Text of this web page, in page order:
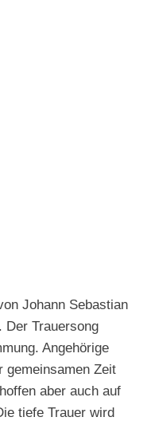
Johann Sebastian
Der Trauersong
Angehörige
gemeinsamen Zeit
aber auch auf
tiefe Trauer wird